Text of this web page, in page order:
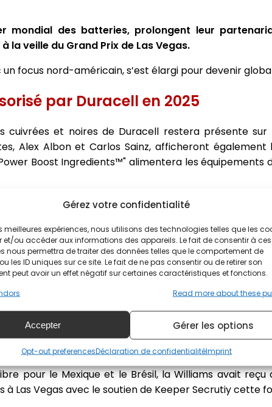
Gérez votre confidentialité
meilleures expériences, nous utilisons des technologies telles que les
et/ou accéder aux informations des appareils. Le fait de consentir à ces
nous permettra de traiter des données telles que le comportement de
les ID uniques sur ce site. Le fait de ne pas consentir ou de retirer son
peut avoir un effet négatif sur certaines caractéristiques et fonctions.
Read more about these
Accepter Gérer les options
Opt-out preferencesDéclaration de confidentialitéImprint
mondial des batteries, prolongent leur
la veille du Grand Prix de Las Vegas.
focus nord-américain, s’est élargi pour devenir
par Duracell en 2025
cuivrées et noires de Duracell restera présente sur
Alex Albon et Carlos Sainz, afficheront
Boost Ingredients™" alimentera les équipements
Williams Racing, souligne :« Nous sommes fiers
partageant vision et valeurs. Ce partenariat a
identité visuelle forte, très appréciée des fans. »
les volets DRS des FW46 en batteries
Duracell sponsorise également la zone DRS de ce
en tant que partenaires à long terme ayant
la dynamique positive de Williams Racing
présent
pour le Mexique et le Brésil, la Williams avait reçu
Las Vegas avec le soutien de Keeper Secrutiy cette